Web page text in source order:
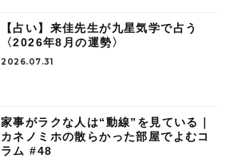
【占い】来佳先生が九星気学で占う
〈2026年8月の運勢〉
2026.07.31
家事がラクな人は“動線”を見ている｜
カネノミホの散らかった部屋でよむコ
ラム #48